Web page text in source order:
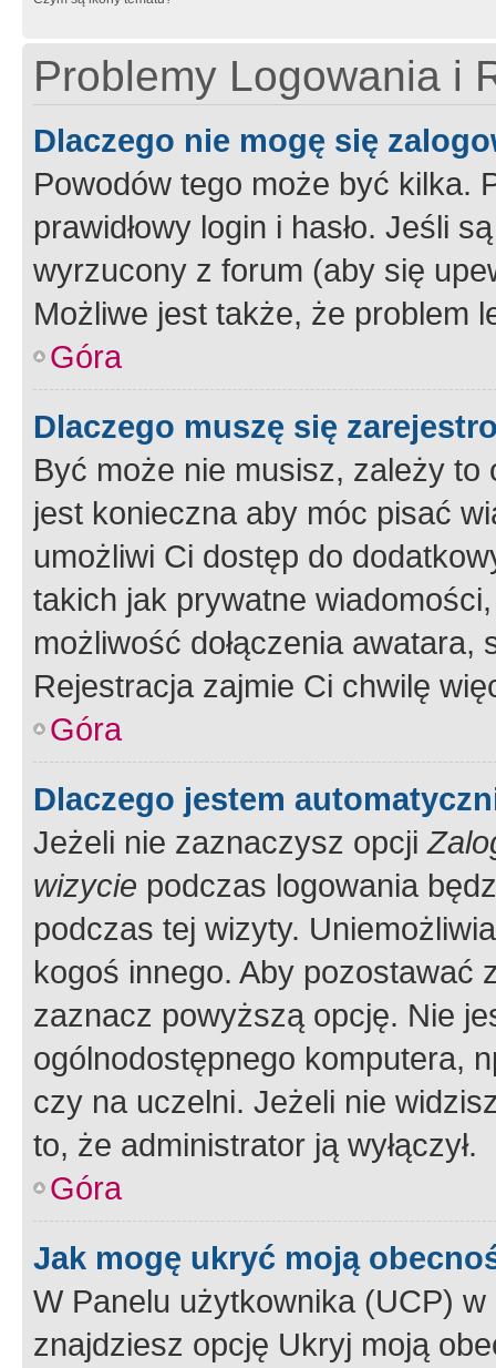
Problemy Logowania i
Dlaczego nie mogę się
Powodów tego może być kilka.
prawidłowy login i hasło. Jeśli
wyrzucony z forum (aby się
Możliwe jest także, że problem
Góra
Dlaczego muszę się
Być może nie musisz, zależy
jest konieczna aby móc pisać
umożliwi Ci dostęp do
takich jak prywatne
możliwość dołączenia
Rejestracja zajmie Ci chwilę
Góra
Dlaczego jestem
Jeżeli nie zaznaczysz opcji
wizycie podczas logowania
podczas tej wizyty.
kogoś innego. Aby pozostawać
zaznacz powyższą opcję. Nie
ogólnodostępnego komputera,
czy na uczelni. Jeżeli nie
to, że administrator ją wyłączył.
Góra
Jak mogę ukryć moją
W Panelu użytkownika (UCP) w
znajdziesz opcję Ukryj moją